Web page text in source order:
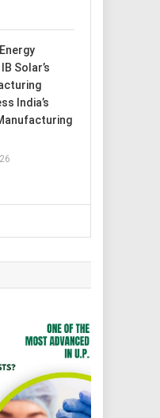
Solar’s
India’s